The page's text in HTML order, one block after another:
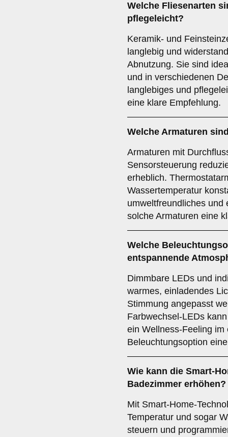
Welche Fliesenarten
pflegeleicht?
Keramik- und
langlebig und
Abnutzung. Sie sind
und in verschiedenen
langlebiges und
eine klare Empfehlung.
Welche Armaturen
Armaturen mit
Sensorsteuerung
erheblich.
Wassertemperatur
umweltfreundliches und
solche Armaturen eine
Welche
entspannende
Dimmbare LEDs und
warmes, einladendes
Stimmung angepasst
Farbwechsel-LEDs
ein Wellness-Feeling
Beleuchtungsoption
Wie kann die Smart-
Badezimmer erhöhen?
Mit Smart-Home-
Temperatur und sogar
steuern und